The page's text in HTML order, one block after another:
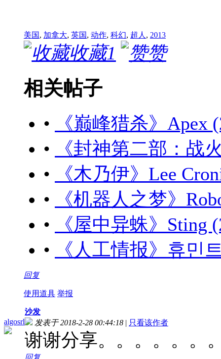
美国, 加拿大, 英国, 动作, 科幻, 超人 , 2013
收藏1 赞
相关帖子
•
《巅峰猎杀》Apex
•
《封神第二部：战
•
《木乃伊》Lee
•
《机器人之梦》
•
《屋中异蛛》Sting
•
《人工情报》휴민
回复
使用道具 举报
algosrl
沙发
发表于 2018-2-28 00:44:18 | 只看该作者
谢谢分享。。。。。。
回复